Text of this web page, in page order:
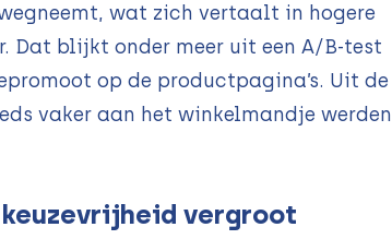
wat zich vertaalt in hogere
Dat blijkt onder meer uit een A/B-test
op de productpagina’s. Uit de
vaker aan het winkelmandje werden
vergroot